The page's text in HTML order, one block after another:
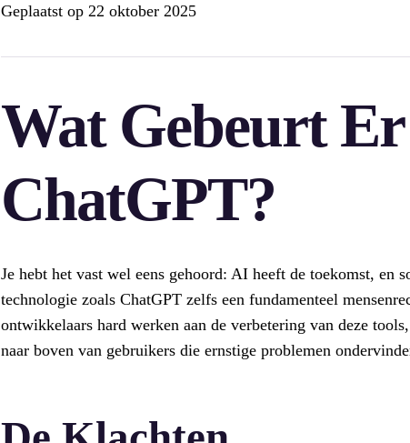
Geplaatst op 22 oktober 2025
Wat Gebeurt
ChatGPT?
Je hebt het vast wel eens gehoord: AI heeft de toekomst, en
technologie zoals ChatGPT zelfs een fundamenteel
ontwikkelaars hard werken aan de verbetering van deze
naar boven van gebruikers die ernstige problemen